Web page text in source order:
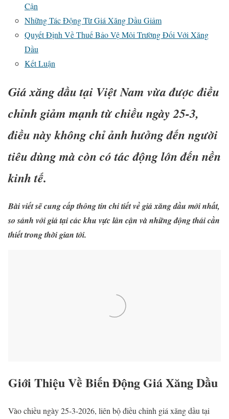
Cận
Những Tác Động Từ Giá Xăng Dầu Giảm
Quyết Định Về Thuế Bảo Vệ Môi Trường Đối Với Xăng
Dầu
Kết Luận
Giá xăng dầu tại Việt Nam vừa được điều
chỉnh giảm mạnh từ chiều ngày 25-3,
điều này không chỉ ảnh hưởng đến người
tiêu dùng mà còn có tác động lớn đến nền
kinh tế.
Bài viết sẽ cung cấp thông tin chi tiết về giá xăng dầu mới nhất,
so sánh với giá tại các khu vực lân cận và những động thái cần
thiết trong thời gian tới.
Giới Thiệu Về Biến Động Giá Xăng Dầu
Vào chiều ngày 25-3-2026, liên bộ điều chỉnh giá xăng dầu tại